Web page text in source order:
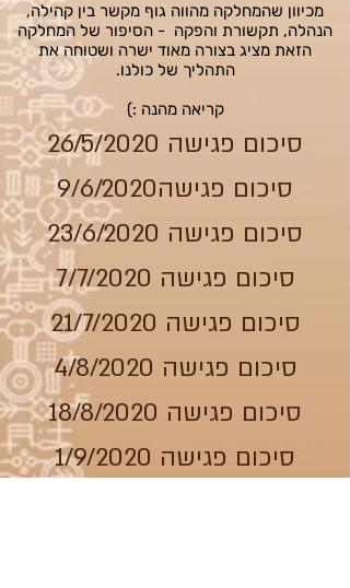
מכיוון שהמחלקה מהווה גוף מקשר בין קהילה,
הנהלה, תקשורת והפקה - הסיפור של המחלקה
הזאת מציג בצורה מאוד ישרה ושטוחה את
התהליך של כולנו.
קריאה מהנה :)
סיכום פגישה 26/5/2020
סיכום פגישה9/6/2020
סיכום פגישה 23/6/2020
סיכום פגישה 7/7/2020
סיכום פגישה 21/7/2020
סיכום פגישה 4/8/2020
סיכום פגישה 18/8/2020
סיכום פגישה 1/9/2020